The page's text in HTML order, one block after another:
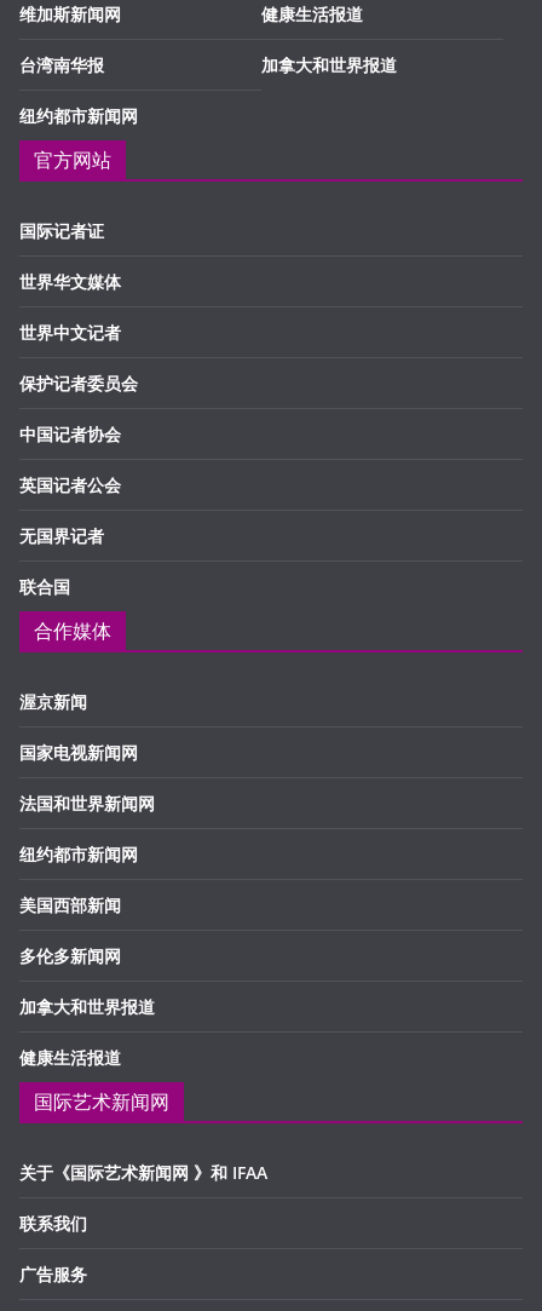
维加斯新闻网
台湾南华报
纽约都市新闻网
健康生活报道
加拿大和世界报道
官方网站
国际记者证
世界华文媒体
世界中文记者
保护记者委员会
中国记者协会
英国记者公会
无国界记者
联合国
合作媒体
渥京新闻
国家电视新闻网
法国和世界新闻网
纽约都市新闻网
美国西部新闻
多伦多新闻网
加拿大和世界报道
健康生活报道
国际艺术新闻网
关于《国际艺术新闻网 》和 IFAA
联系我们
广告服务